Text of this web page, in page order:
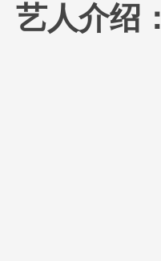
艺人介绍：